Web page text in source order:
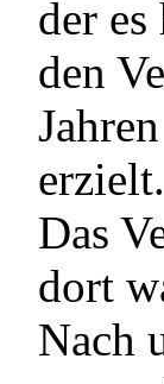
der
den
erzielt.
Das
dort
Nach